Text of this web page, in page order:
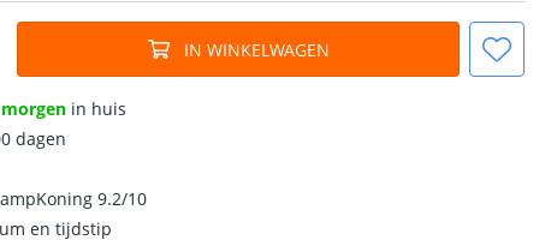
IN WINKELWAGEN
morgen in huis
dagen
9.2/10
en tijdstip